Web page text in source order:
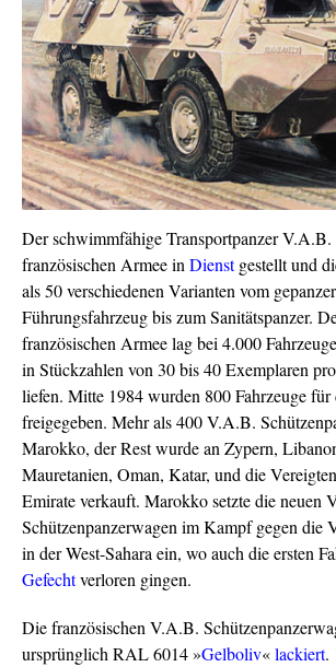
Der schwimmfähige Transportpanzer
französischen Armee inDienstgestellt und
als 50 verschiedenen Varianten vom
Führungsfahrzeug bis zum Sanitätspanzer.
französischen Armee lag bei 4.000
in Stückzahlen von 30 bis 40 Exemplaren
liefen. Mitte 1984 wurden 800 Fahrzeuge
freigegeben. Mehr als 400 V.A.B.
Marokko, der Rest wurde an Zypern,
Mauretanien, Oman, Katar, und die
Emirate verkauft. Marokko setzte die neuen
Schützenpanzerwagen im Kampf gegen die
in der West-Sahara ein, wo auch die ersten
Gefechtverloren gingen.
Die französischen V.A.B.
ursprünglich RAL 6014 »Gelboliv«lackiert.